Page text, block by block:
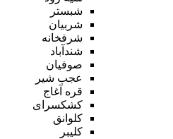
شبستر
شربیان
شرفخانه
شندآباد
صوفیان
عجب شیر
قره آغاج
کشکسرای
کلوانق
کلیبر